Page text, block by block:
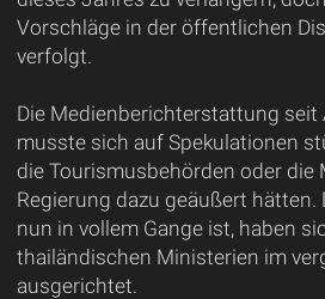
Vorschläge in der öffentlichen
verfolgt.
Die Medienberichterstattung seit
musste sich auf Spekulationen
die Tourismusbehörden oder die
Regierung dazu geäußert hätten.
nun in vollem Gange ist, haben
thailändischen Ministerien im
ausgerichtet.